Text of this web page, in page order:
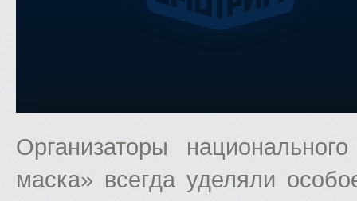
Организаторы
маска» всегда уделяли